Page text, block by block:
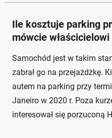
Ile kosztuje parking
mówcie właścicielowi
Samochód jest w takim
zabrał go na przejażdżkę.
autem na parking przy
Janeiro w 2020 r. Poza
interesował się porzuconą